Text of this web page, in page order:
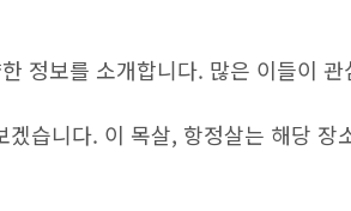
정보를 소개합니다. 많은 이들이 관
습니다. 이 목살, 항정살는 해당 장